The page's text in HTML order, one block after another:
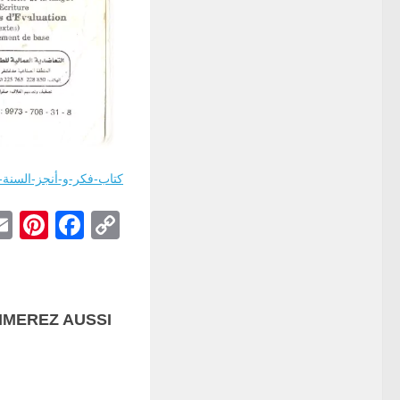
كتاب-فكر-و-أنجز-السنة-
Copy
AUSSI...